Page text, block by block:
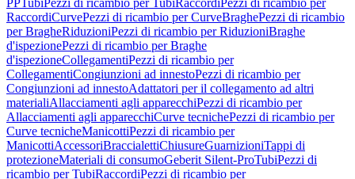
PPTubiPezzi di ricambio per TubiRaccordiPezzi di ricambio per
RaccordiCurvePezzi di ricambio per CurveBraghePezzi di ricambio
per BragheRiduzioniPezzi di ricambio per RiduzioniBraghe
d'ispezionePezzi di ricambio per Braghe
d'ispezioneCollegamentiPezzi di ricambio per
CollegamentiCongiunzioni ad innestoPezzi di ricambio per
Congiunzioni ad innestoAdattatori per il collegamento ad altri
materialiAllacciamenti agli apparecchiPezzi di ricambio per
Allacciamenti agli apparecchiCurve tecnichePezzi di ricambio per
Curve tecnicheManicottiPezzi di ricambio per
ManicottiAccessoriBraccialettiChiusureGuarnizioniTappi di
protezioneMateriali di consumoGeberit Silent-ProTubiPezzi di
ricambio per TubiRaccordiPezzi di ricambio per